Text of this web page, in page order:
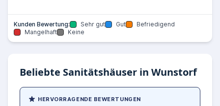
Kunden Bewertung: Sehr gut Gut
Befriedigend
Mangelhaft
Keine
Beliebte Sanitätshäuser in Wunstorf
HERVORRAGENDE BEWERTUNGEN